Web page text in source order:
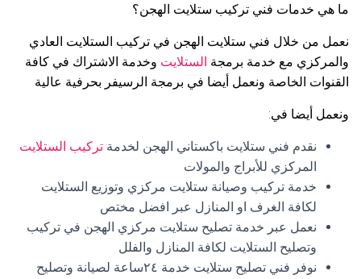
ما هي خدمات فني تركيب ستلايت الهجن؟
نعمل من خلال فني ستلايت الهجن في تركيب الستلايت العادي
والمركزي مع خدمة برمجة الستلايت وخدمة الاشتراك في كافة
القنوات الخاصة ونعمل أيضا في برمجة الرسيفر بحرفية عالية
ونعمل أيضا في:
نقدم فني ستلايت باكستاني الهجن لخدمة تركيب الستلايت
المركزي للأبراج والمولات
خدمة تركيب وصيانة ستلايت مركزي وتوزيع الستلايت
لكافة الغرف او المنازل عبر افضل مختص
نعمل عبر خدمة تصليح ستلايت مركزي الهجن في تركيب
وتصليح الستلايت لكافة المنازل والفلل
نوفر فني تصليح ستلايت خدمة ٢٤ساعة لصيانة وتصليح